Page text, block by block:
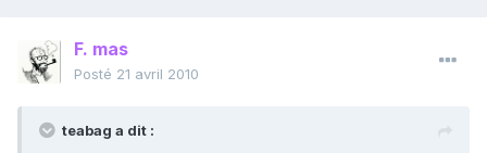
F. mas
Posté 21 avril 2010
teabag a dit :